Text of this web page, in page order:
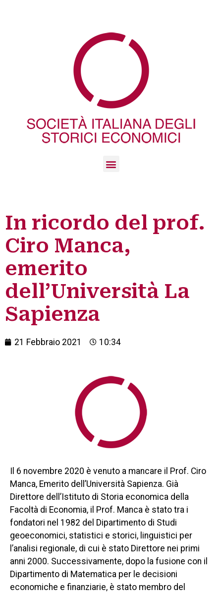
In ricordo del prof.
Ciro Manca,
emerito
dell’Università La
Sapienza
21 Febbraio 2021 10:34
Il 6 novembre 2020 è venuto a mancare il Prof. Ciro
Manca, Emerito dell’Università Sapienza. Già
Direttore dell’Istituto di Storia economica della
Facoltà di Economia, il Prof. Manca è stato tra i
fondatori nel 1982 del Dipartimento di Studi
geoeconomici, statistici e storici, linguistici per
l’analisi regionale, di cui è stato Direttore nei primi
anni 2000. Successivamente, dopo la fusione con il
Dipartimento di Matematica per le decisioni
economiche e finanziarie, è stato membro del